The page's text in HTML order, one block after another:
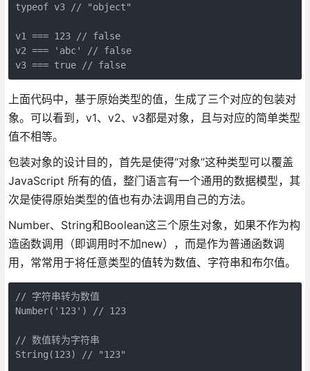
typeof v3 // "object"
v1 === 123 // false
v2 === 'abc' // false
v3 === true // false
上面代码中，基于原始类型的值，生成了三个对应的包装对
象。可以看到，v1、v2、v3都是对象，且与对应的简单类型
值不相等。
包装对象的设计目的，首先是使得“对象”这种类型可以覆盖
JavaScript 所有的值，整门语言有一个通用的数据模型，其
次是使得原始类型的值也有办法调用自己的方法。
Number、String和Boolean这三个原生对象，如果不作为构
造函数调用（即调用时不加new），而是作为普通函数调
用，常常用于将任意类型的值转为数值、字符串和布尔值。
// 字符串转为数值
Number('123') // 123
// 数值转为字符串
String(123) // "123"